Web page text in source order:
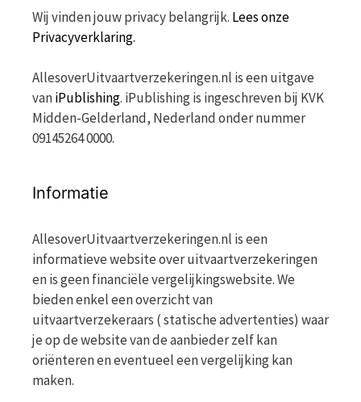
Wij vinden jouw privacy belangrijk. Lees onze
Privacyverklaring.
AllesoverUitvaartverzekeringen.nl is een uitgave
vaniPublishing. iPublishing is ingeschreven bij KVK
Midden-Gelderland, Nederland onder nummer
09145264 0000.
Informatie
AllesoverUitvaartverzekeringen.nl is een
informatieve website over uitvaartverzekeringen
en is geen financiële vergelijkingswebsite. We
bieden enkel een overzicht van
uitvaartverzekeraars ( statische advertenties) waar
je op de website van de aanbieder zelf kan
oriënteren en eventueel een vergelijking kan
maken.